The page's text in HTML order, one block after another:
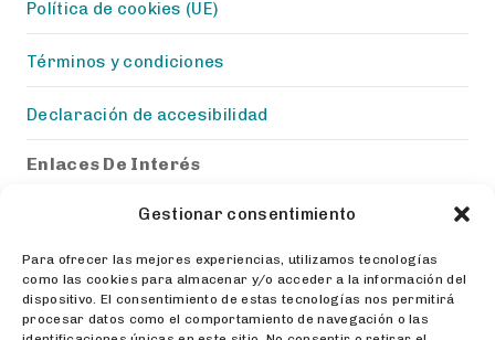
Gestionar consentimiento
Para ofrecer las mejores experiencias, utilizamos tecnologías
como las cookies para almacenar y/o acceder a la información del
dispositivo. El consentimiento de estas tecnologías nos permitirá
procesar datos como el comportamiento de navegación o las
Política de cookies (UE)
Términos y condiciones
Declaración de accesibilidad
Enlaces De Interés
Natural Granen
Vanrobaeys
Torcaces